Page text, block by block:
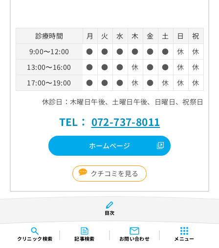
クリニック検索 記事検索 お問い合わせ メニュー
診療時間 月 火 水 木 金 土 日
祝
9:00〜12:00
● ● ● ● ● ● 休
休
13:00〜16:00
● ● ● 休 ● ● 休
休
17:00〜19:00
● ● ● 休 ● 休 休
休
休診日：木曜日午後、土曜日午後、日曜日、祝祭日
TEL： 072-737-8011
ホームページ
クチコミを見る
平日は19時まで診療実施
目次